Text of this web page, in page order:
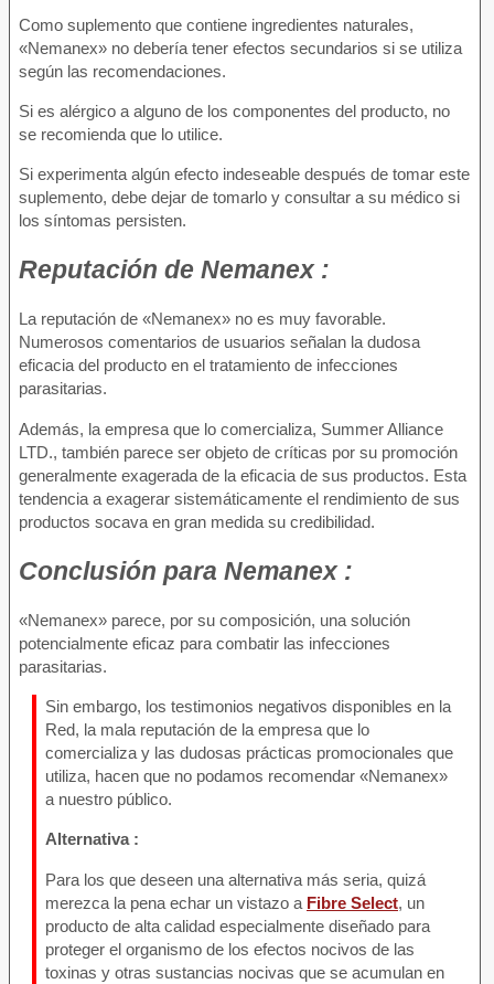
Como suplemento que contiene ingredientes naturales,
«Nemanex» no debería tener efectos secundarios si se utiliza
según las recomendaciones.
Si es alérgico a alguno de los componentes del producto, no
se recomienda que lo utilice.
Si experimenta algún efecto indeseable después de tomar este
suplemento, debe dejar de tomarlo y consultar a su médico si
los síntomas persisten.
Reputación de Nemanex :
La reputación de «Nemanex» no es muy favorable.
Numerosos comentarios de usuarios señalan la dudosa
eficacia del producto en el tratamiento de infecciones
parasitarias.
Además, la empresa que lo comercializa, Summer Alliance
LTD., también parece ser objeto de críticas por su promoción
generalmente exagerada de la eficacia de sus productos. Esta
tendencia a exagerar sistemáticamente el rendimiento de sus
productos socava en gran medida su credibilidad.
Conclusión para Nemanex :
«Nemanex» parece, por su composición, una solución
potencialmente eficaz para combatir las infecciones
parasitarias.
Sin embargo, los testimonios negativos disponibles en la
Red, la mala reputación de la empresa que lo
comercializa y las dudosas prácticas promocionales que
utiliza, hacen que no podamos recomendar «Nemanex»
a nuestro público.
Alternativa :
Para los que deseen una alternativa más seria, quizá
merezca la pena echar un vistazo a Fibre Select, un
producto de alta calidad especialmente diseñado para
proteger el organismo de los efectos nocivos de las
toxinas y otras sustancias nocivas que se acumulan en